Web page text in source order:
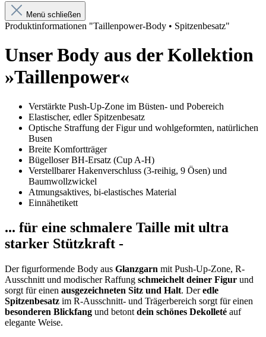
Menü schließen
Produktinformationen "Taillenpower-Body • Spitzenbesatz"
Unser Body aus der Kollektion
»Taillenpower«
Verstärkte Push-Up-Zone im Büsten- und Pobereich
Elastischer, edler Spitzenbesatz
Optische Straffung der Figur und wohlgeformten, natürlichen
Busen
Breite Komfortträger
Bügelloser BH-Ersatz (Cup A-H)
Verstellbarer Hakenverschluss (3-reihig, 9 Ösen) und
Baumwollzwickel
Atmungsaktives, bi-elastisches Material
Einnähetikett
... für eine schmalere Taille mit ultra
starker Stützkraft -
Der figurformende Body aus Glanzgarn mit Push-Up-Zone, R-
Ausschnitt und modischer Raffung schmeichelt deiner Figur und
sorgt für einen ausgezeichneten Sitz und Halt. Deredle
Spitzenbesatz im R-Ausschnitt- und Trägerbereich sorgt für einen
besonderen Blickfang und betont dein schönes Dekolleté auf
elegante Weise.